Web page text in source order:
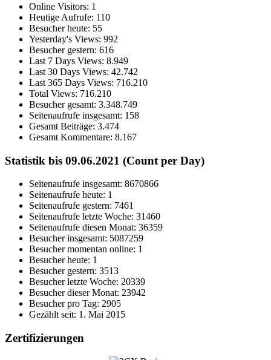
Online Visitors: 1
Heutige Aufrufe: 110
Besucher heute: 55
Yesterday's Views: 992
Besucher gestern: 616
Last 7 Days Views: 8.949
Last 30 Days Views: 42.742
Last 365 Days Views: 716.210
Total Views: 716.210
Besucher gesamt: 3.348.749
Seitenaufrufe insgesamt: 158
Gesamt Beiträge: 3.474
Gesamt Kommentare: 8.167
Statistik bis 09.06.2021 (Count per Day)
Seitenaufrufe insgesamt: 8670866
Seitenaufrufe heute: 1
Seitenaufrufe gestern: 7461
Seitenaufrufe letzte Woche: 31460
Seitenaufrufe diesen Monat: 36359
Besucher insgesamt: 5087259
Besucher momentan online: 1
Besucher heute: 1
Besucher gestern: 3513
Besucher letzte Woche: 20339
Besucher dieser Monat: 23942
Besucher pro Tag: 2905
Gezählt seit: 1. Mai 2015
Zertifizierungen